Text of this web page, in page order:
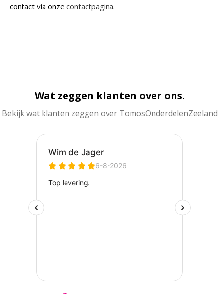
contact via onze contactpagina.
Wat zeggen klanten over ons.
Bekijk wat klanten zeggen over TomosOnderdelenZeeland